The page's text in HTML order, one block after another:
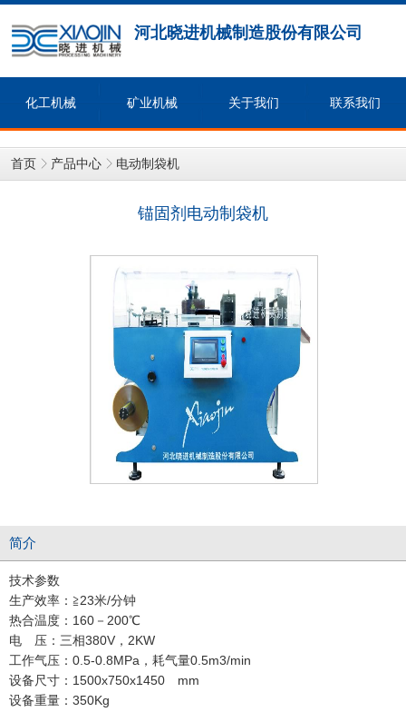
河北晓进机械制造股份有限公司
化工机械 矿业机械 关于我们 联系我们
首页 产品中心 电动制袋机
锚固剂电动制袋机
简介
技术参数
生产效率：≧23米/分钟
热合温度：160－200℃
电 压：三相380V，2KW
工作气压：0.5-0.8MPa，耗气量0.5m3/min
设备尺寸：1500x750x1450 mm
设备重量：350Kg